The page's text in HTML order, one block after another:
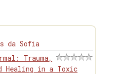
da Sofia
Trauma,
Healing in a Toxic